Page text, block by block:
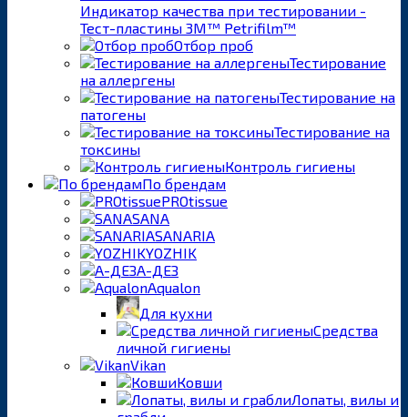
Индикатор качества при тестировании -
Тест-пластины 3M™ Petrifilm™
Отбор проб
Тестирование
на аллергены
Тестирование на
патогены
Тестирование на
токсины
Контроль гигиены
По брендам
PROtissue
SANA
SANARIA
YOZHIK
А-ДЕЗ
Aqualon
Для кухни
Средства
личной гигиены
Vikan
Ковши
Лопаты, вилы и